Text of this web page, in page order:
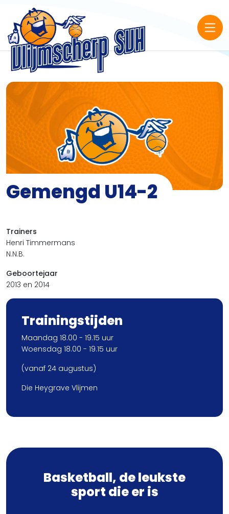
Gemengd U14-2
Trainers
Henri Timmermans
N.N.B.
Geboortejaar
2013 en 2014
Trainingstijden
Maandag 18.00 - 19.15 uur
Woensdag 18.00 - 19.15 uur
(vanaf 24 augustus)
Die Heygrave Vlijmen
Basketball, de leukste
sport die er is